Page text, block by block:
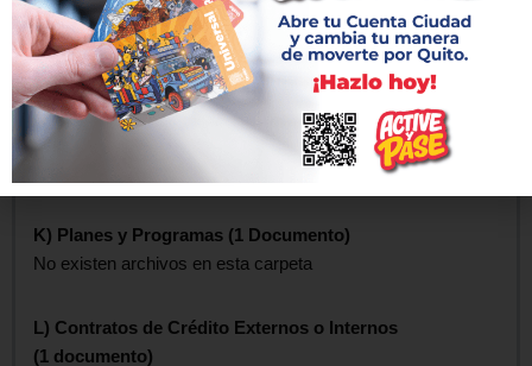
Literal I) Procesos de contrataciones 2012
J) Contratos Incumplidos por Empresas y Personas
(1 documento)
Literal J) Empresas y personas que han incumplido
K) Planes y Programas (1 Documento)
No existen archivos en esta carpeta
L) Contratos de Crédito Externos o Internos
(1 documento)